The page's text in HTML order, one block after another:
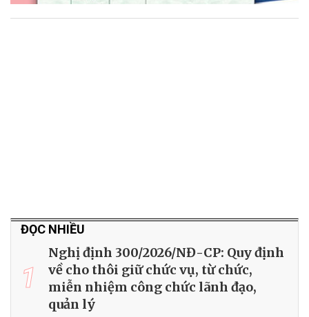
ĐỌC NHIỀU
1
Nghị định 300/2026/NĐ-CP: Quy định
về cho thôi giữ chức vụ, từ chức,
miễn nhiệm công chức lãnh đạo,
quản lý